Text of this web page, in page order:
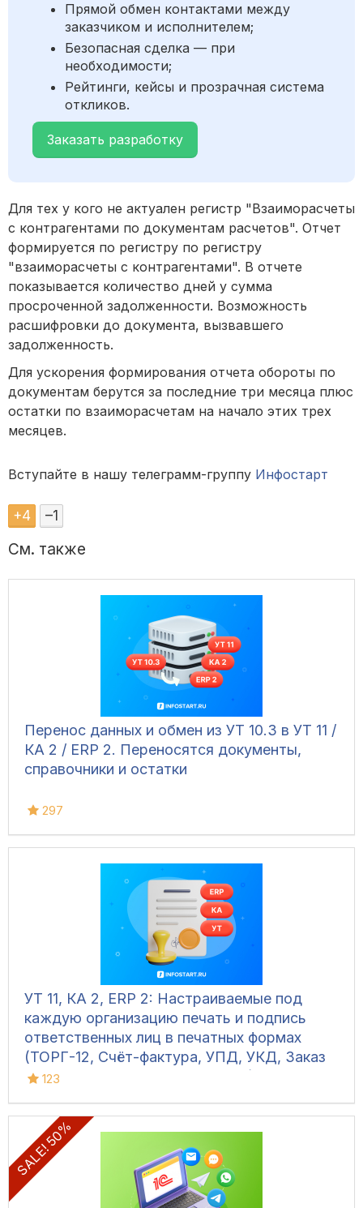
Прямой обмен контактами между
заказчиком и исполнителем;
Безопасная сделка — при
необходимости;
Рейтинги, кейсы и прозрачная система
откликов.
Заказать разработку
Для тех у кого не актуален регистр "Взаиморасчеты
с контрагентами по документам расчетов". Отчет
формируется по регистру по регистру
"взаиморасчеты с контрагентами". В отчете
показывается количество дней у сумма
просроченной задолженности. Возможность
расшифровки до документа, вызвавшего
задолженность.
Для ускорения формирования отчета обороты по
документам берутся за последние три месяца плюс
остатки по взаиморасчетам на начало этих трех
месяцев.
Вступайте в нашу телеграмм-группу Инфостарт
+4 –1
См. также
Перенос данных и обмен из УТ 10.3 в УТ 11 /
КА 2 / ERP 2. Переносятся документы,
справочники и остатки
297
УТ 11, КА 2, ERP 2: Настраиваемые под
каждую организацию печать и подпись
ответственных лиц в печатных формах
(ТОРГ-12, Счёт-фактура, УПД, УКД, Заказ
клиента, Акт сверки, М-15 и др.)
123
SALE! 50%